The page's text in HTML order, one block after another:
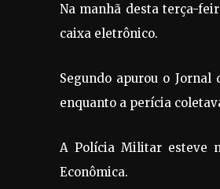
Na manhã desta terça-
caixa eletrônico.
Segundo apurou o
enquanto a perícia
A Polícia Militar esteve
Econômica.